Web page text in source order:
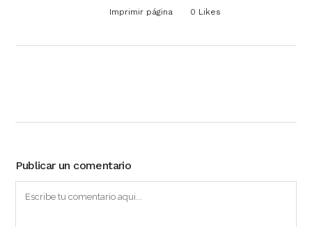
Imprimir página 0 Likes
Publicar un comentario